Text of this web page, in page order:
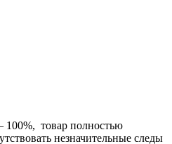
товар полностью
незначительные следы